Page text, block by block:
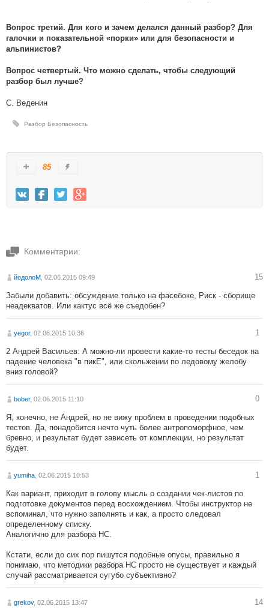
Вопрос третий. Для кого и зачем делался данный разбор? Для
галочки и показательной «порки» или для безопасности и
альпинистов?
Вопрос четвертый. Что можно сделать, чтобы следующий
разбор был лучше?
С. Веденин
Разбор Безопасность
85
Комментарии:
йодолоМ , 02.06.2015 09:49 15
Забыли добавить: обсуждение только на фасебоке, Риск - сборище
неадекватов. Или кактус всё же съедобен?
yegor, 02.06.2015 10:36 1
2 Андрей Васильев: А можно-ли провести какие-то тесты беседок на
падение человека "в пикЕ", или скольжении по ледовому желобу
вниз головой?
bober, 02.06.2015 11:10 0
Я, конечно, не Андрей, но не вижу проблем в проведении подобных
тестов. Да, понадобится нечто чуть более антропоморфное, чем
бревно, и результат будет зависеть от комплекции, но результат
будет.
yumiha , 02.06.2015 10:53 1
Как вариант, приходит в голову мысль о создании чек-листов по
подготовке документов перед восхождением. Чтобы инструктор не
вспоминал, что нужно заполнять и как, а просто следовал
определенному списку.
Аналогично для разбора НС.
Кстати, если до сих пор пишутся подобные опусы, правильно я
понимаю, что методики разбора НС просто не существует и каждый
случай рассматривается сугубо субъективно?
grekov, 02.06.2015 13:47 14